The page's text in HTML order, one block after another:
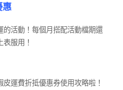
惠
活動！每個月搭配活動檔期還
服用！
運費折抵優惠券使用攻略啦！